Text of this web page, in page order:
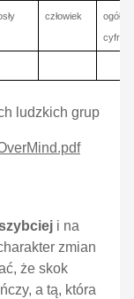
człowiek
ogół
ludzkich grup
i na
zmian
że skok
a tą, która